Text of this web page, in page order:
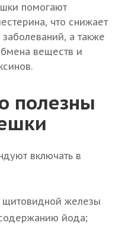
помогают
что снижает
а также
веществ и
полезны
включать в
железы
йода;